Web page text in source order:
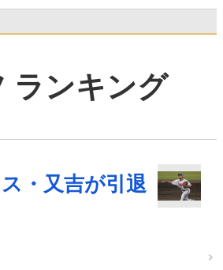
ランキング
・又吉が引退